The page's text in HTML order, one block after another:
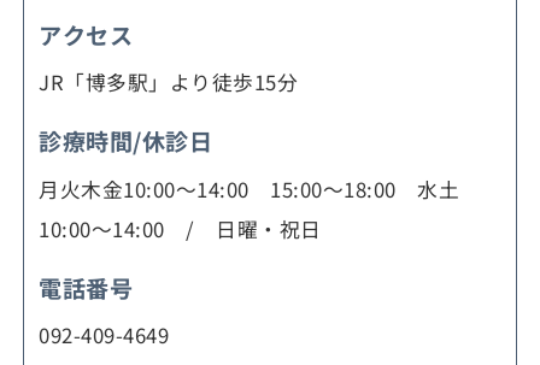
アクセス
JR「博多駅」より徒歩15分
診療時間/休診日
月火木金10:00～14:00 15:00～18:00 水土
10:00～14:00 / 日曜・祝日
電話番号
092-409-4649